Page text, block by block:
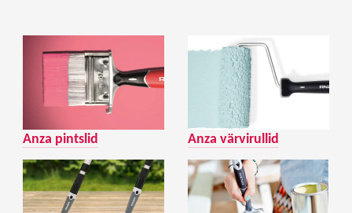
Anza pintslid Anza värvirullid